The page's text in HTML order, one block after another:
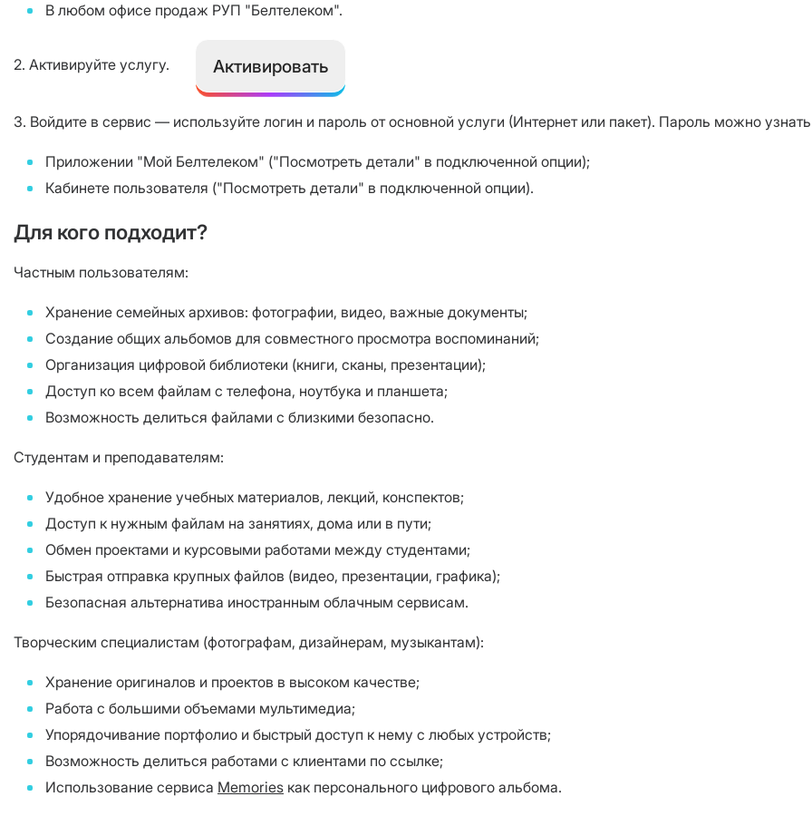
В любом офисе продаж РУП "Белтелеком".
2. Активируйте услугу. Активировать
3. Войдите в сервис — используйте логин и пароль от основной услуги (Интернет или пакет). Пароль можно
Приложении "Мой Белтелеком" ("Посмотреть детали" в подключенной опции);
Кабинете пользователя ("Посмотреть детали" в подключенной опции).
Для кого подходит?
Частным пользователям:
Хранение семейных архивов: фотографии, видео, важные документы;
Создание общих альбомов для совместного просмотра воспоминаний;
Организация цифровой библиотеки (книги, сканы, презентации);
Доступ ко всем файлам с телефона, ноутбука и планшета;
Возможность делиться файлами с близкими безопасно.
Студентам и преподавателям:
Удобное хранение учебных материалов, лекций, конспектов;
Доступ к нужным файлам на занятиях, дома или в пути;
Обмен проектами и курсовыми работами между студентами;
Быстрая отправка крупных файлов (видео, презентации, графика);
Безопасная альтернатива иностранным облачным сервисам.
Творческим специалистам (фотографам, дизайнерам, музыкантам):
Хранение оригиналов и проектов в высоком качестве;
Работа с большими объемами мультимедиа;
Упорядочивание портфолио и быстрый доступ к нему с любых устройств;
Возможность делиться работами с клиентами по ссылке;
Использование сервиса Memories как персонального цифрового альбома.